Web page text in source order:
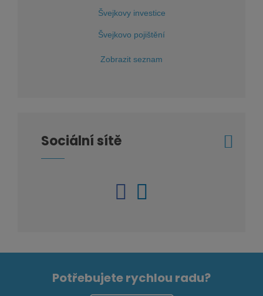
Švejkovy investice
Švejkovo pojištění
Zobrazit seznam
Sociální sítě
Potřebujete rychlou radu?